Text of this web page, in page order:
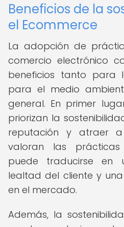
Beneficios de la
el Ecommerce
La adopción de
comercio electrónico
beneficios tanto para
para el medio
general. En primer
priorizan la
reputación y atraer a
valoran las prácticas
puede traducirse en
lealtad del cliente y
en el mercado.
Además, la